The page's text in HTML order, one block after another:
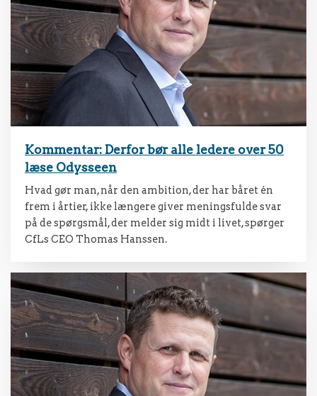
Kommentar: Derfor bør alle ledere over 50
læse Odysseen
Hvad gør man, når den ambition, der har båret én
frem i årtier, ikke længere giver meningsfulde svar
på de spørgsmål, der melder sig midt i livet, spørger
CfLs CEO Thomas Hanssen.